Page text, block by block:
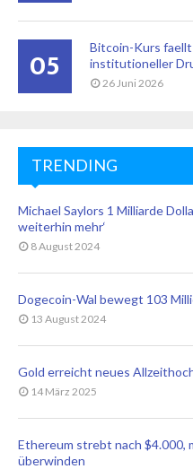
05
Bitcoin-Kurs faellt
institutioneller
26 Juni 2026
TRENDING
Michael Saylors 1 Milliarde
weiterhin mehr‘
8 August 2024
Dogecoin-Wal bewegt 103
13 August 2024
Gold erreicht neues
14 März 2025
Ethereum strebt nach $4.000,
überwinden